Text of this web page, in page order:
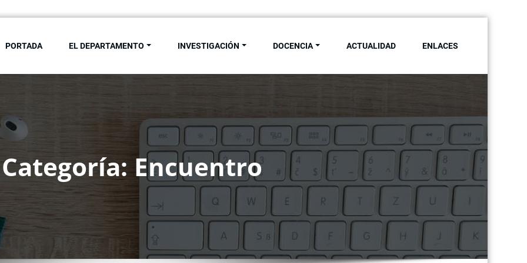
PORTADA EL DEPARTAMENTO INVESTIGACIÓN DOCENCIA ACTUALIDAD ENLACES
Categoría: Encuentro